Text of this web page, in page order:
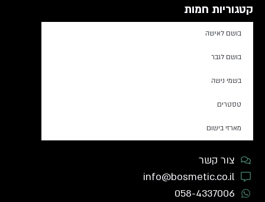
קטגוריות חמות
בושם לאישה
בושם לגבר
בשמי נישה
טסטרים
מארזי בישום
צור קשר
info@bosmetic.co.il
058-4337006